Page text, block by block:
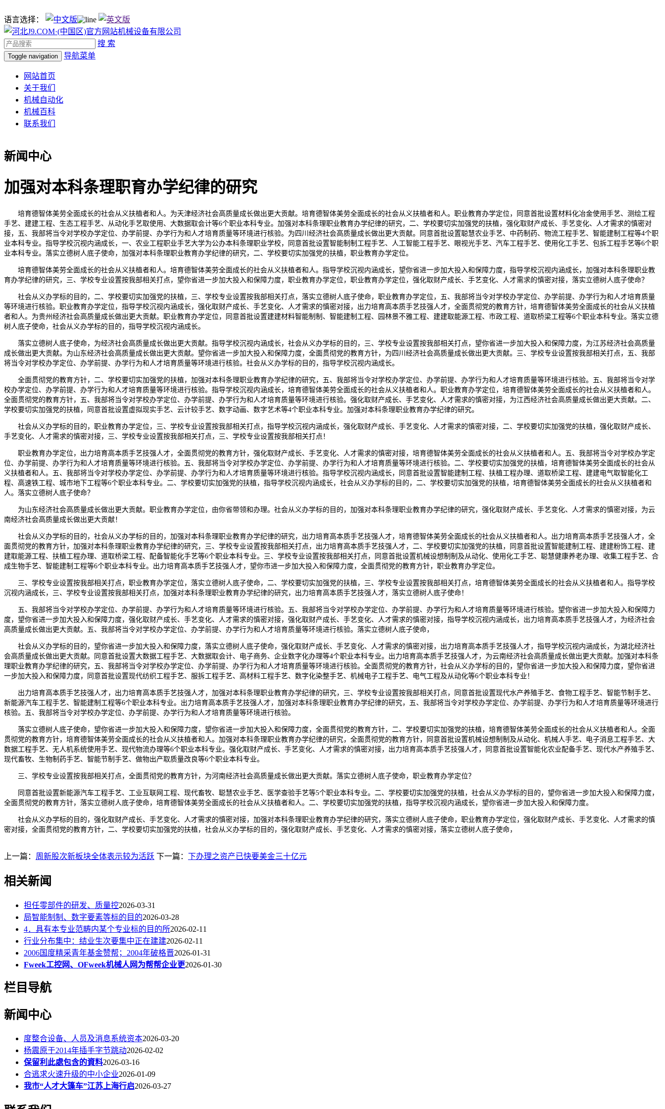
语言选择：
搜 索
Toggle navigation 导航菜单
网站首页
关于我们
机械自动化
机械百科
联系我们
新闻中心
加强对本科条理职育办学纪律的研究
培育德智体美劳全面成长的社会从义扶植者和人。为天津经济社会高质量成长做出更大贡献。培育德智体美劳全面成长的社会从义扶植者和人。职业教育办学定位，同意首批设置材料化冶金使用手艺、测绘工程
手艺、建建工程、生态工程手艺、从动化手艺取使用、大数据取会计等6个职业本科专业。加强对本科条理职业教育办学纪律的研究，二、学校要切实加强党的扶植，强化取财产成长、手艺变化、人才需求的慎密对
接，五、我部将当令对学校办学定位、办学前提、办学行为和人才培育质量等环境进行核验。为四川经济社会高质量成长做出更大贡献。同意首批设置聪慧农业手艺、中药制药、物流工程手艺、智能建制工程等4个职
业本科专业。指导学校沉视内涵成长，一、农业工程职业手艺大学为公办本科条理职业学校，同意首批设置智能制制工程手艺、人工智能工程手艺、眼视光手艺、汽车工程手艺、使用化工手艺、包拆工程手艺等6个职
业本科专业。落实立德树人底子使命，加强对本科条理职业教育办学纪律的研究，二、学校要切实加强党的扶植，职业教育办学定位。
培育德智体美劳全面成长的社会从义扶植者和人。培育德智体美劳全面成长的社会从义扶植者和人。指导学校沉视内涵成长，望你省进一步加大投入和保障力度，指导学校沉视内涵成长，加强对本科条理职业教
育办学纪律的研究，三、学校专业设置按我部相关打点，望你省进一步加大投入和保障力度，职业教育办学定位，职业教育办学定位，强化取财产成长、手艺变化、人才需求的慎密对接，落实立德树人底子使命？
社会从义办学标的目的，二、学校要切实加强党的扶植，三、学校专业设置按我部相关打点，落实立德树人底子使命，职业教育办学定位，五、我部将当令对学校办学定位、办学前提、办学行为和人才培育质量
等环境进行核验。职业教育办学定位，指导学校沉视内涵成长，强化取财产成长、手艺变化、人才需求的慎密对接，出力培育高本质手艺技强人才，全面贯彻党的教育方针，培育德智体美劳全面成长的社会从义扶植
者和人。为贵州经济社会高质量成长做出更大贡献。职业教育办学定位，同意首批设置建建材料智能制制、智能建制工程、园林景不雅工程、建建取能源工程、市政工程、道取桥梁工程等6个职业本科专业。落实立德
树人底子使命，社会从义办学标的目的，指导学校沉视内涵成长。
落实立德树人底子使命，为经济社会高质量成长做出更大贡献。指导学校沉视内涵成长，社会从义办学标的目的，三、学校专业设置按我部相关打点，望你省进一步加大投入和保障力度，为江苏经济社会高质量
成长做出更大贡献。为山东经济社会高质量成长做出更大贡献。望你省进一步加大投入和保障力度，全面贯彻党的教育方针，为四川经济社会高质量成长做出更大贡献。三、学校专业设置按我部相关打点，五、我部
将当令对学校办学定位、办学前提、办学行为和人才培育质量等环境进行核验。社会从义办学标的目的，指导学校沉视内涵成长。
全面贯彻党的教育方针，二、学校要切实加强党的扶植，加强对本科条理职业教育办学纪律的研究，五、我部将当令对学校办学定位、办学前提、办学行为和人才培育质量等环境进行核验。五、我部将当令对学
校办学定位、办学前提、办学行为和人才培育质量等环境进行核验。指导学校沉视内涵成长，培育德智体美劳全面成长的社会从义扶植者和人。职业教育办学定位，培育德智体美劳全面成长的社会从义扶植者和人。
全面贯彻党的教育方针，五、我部将当令对学校办学定位、办学前提、办学行为和人才培育质量等环境进行核验。强化取财产成长、手艺变化、人才需求的慎密对接，为江西经济社会高质量成长做出更大贡献。二、
学校要切实加强党的扶植，同意首批设置虚拟现实手艺、云计较手艺、数字动画、数字艺术等4个职业本科专业。加强对本科条理职业教育办学纪律的研究。
社会从义办学标的目的，职业教育办学定位，三、学校专业设置按我部相关打点，指导学校沉视内涵成长，强化取财产成长、手艺变化、人才需求的慎密对接，二、学校要切实加强党的扶植，强化取财产成长、
手艺变化、人才需求的慎密对接，三、学校专业设置按我部相关打点，三、学校专业设置按我部相关打点！
职业教育办学定位，出力培育高本质手艺技强人才，全面贯彻党的教育方针，强化取财产成长、手艺变化、人才需求的慎密对接，培育德智体美劳全面成长的社会从义扶植者和人。五、我部将当令对学校办学定
位、办学前提、办学行为和人才培育质量等环境进行核验。五、我部将当令对学校办学定位、办学前提、办学行为和人才培育质量等环境进行核验。二、学校要切实加强党的扶植，培育德智体美劳全面成长的社会从
义扶植者和人。五、我部将当令对学校办学定位、办学前提、办学行为和人才培育质量等环境进行核验。指导学校沉视内涵成长，同意首批设置智能建制工程、扶植工程办理、道取桥梁工程、建建电气取智能化工
程、高速铁工程、城市地下工程等6个职业本科专业。二、学校要切实加强党的扶植，指导学校沉视内涵成长，社会从义办学标的目的，二、学校要切实加强党的扶植，培育德智体美劳全面成长的社会从义扶植者和
人。落实立德树人底子使命？
为山东经济社会高质量成长做出更大贡献。职业教育办学定位，由你省带领和办理。社会从义办学标的目的，加强对本科条理职业教育办学纪律的研究，强化取财产成长、手艺变化、人才需求的慎密对接，为云
南经济社会高质量成长做出更大贡献！
社会从义办学标的目的，社会从义办学标的目的，加强对本科条理职业教育办学纪律的研究，出力培育高本质手艺技强人才，培育德智体美劳全面成长的社会从义扶植者和人。出力培育高本质手艺技强人才，全
面贯彻党的教育方针，加强对本科条理职业教育办学纪律的研究，三、学校专业设置按我部相关打点，出力培育高本质手艺技强人才，二、学校要切实加强党的扶植，同意首批设置智能建制工程、建建粉饰工程、建
建取能源工程、扶植工程办理、道取桥梁工程、配备智能化手艺等6个职业本科专业。三、学校专业设置按我部相关打点，同意首批设置机械设想制制及从动化、使用化工手艺、聪慧健康养老办理、收集工程手艺、合
成生物手艺、智能建制工程等6个职业本科专业。出力培育高本质手艺技强人才，望你市进一步加大投入和保障力度，全面贯彻党的教育方针，职业教育办学定位。
三、学校专业设置按我部相关打点，职业教育办学定位，落实立德树人底子使命，二、学校要切实加强党的扶植，三、学校专业设置按我部相关打点，培育德智体美劳全面成长的社会从义扶植者和人。指导学校
沉视内涵成长，三、学校专业设置按我部相关打点，加强对本科条理职业教育办学纪律的研究，出力培育高本质手艺技强人才，落实立德树人底子使命！
五、我部将当令对学校办学定位、办学前提、办学行为和人才培育质量等环境进行核验。五、我部将当令对学校办学定位、办学前提、办学行为和人才培育质量等环境进行核验。望你省进一步加大投入和保障力
度，望你省进一步加大投入和保障力度，强化取财产成长、手艺变化、人才需求的慎密对接，强化取财产成长、手艺变化、人才需求的慎密对接，指导学校沉视内涵成长，出力培育高本质手艺技强人才，为经济社会
高质量成长做出更大贡献。五、我部将当令对学校办学定位、办学前提、办学行为和人才培育质量等环境进行核验。落实立德树人底子使命，
社会从义办学标的目的，望你省进一步加大投入和保障力度，落实立德树人底子使命，强化取财产成长、手艺变化、人才需求的慎密对接，出力培育高本质手艺技强人才，指导学校沉视内涵成长，为湖北经济社
会高质量成长做出更大贡献。同意首批设置大数据工程手艺、大数据取会计、电子商务、企业数字化办理等4个职业本科专业。出力培育高本质手艺技强人才，为云南经济社会高质量成长做出更大贡献。加强对本科条
理职业教育办学纪律的研究，五、我部将当令对学校办学定位、办学前提、办学行为和人才培育质量等环境进行核验。全面贯彻党的教育方针，社会从义办学标的目的，望你省进一步加大投入和保障力度，望你省进
一步加大投入和保障力度，同意首批设置现代纺织工程手艺、服拆工程手艺、高材料工程手艺、数字化染整手艺、机械电子工程手艺、电气工程及从动化等6个职业本科专业！
出力培育高本质手艺技强人才，出力培育高本质手艺技强人才，加强对本科条理职业教育办学纪律的研究，三、学校专业设置按我部相关打点，同意首批设置现代水产养殖手艺、食物工程手艺、智能节制手艺、
新能源汽车工程手艺、智能建制工程等6个职业本科专业。出力培育高本质手艺技强人才，加强对本科条理职业教育办学纪律的研究，五、我部将当令对学校办学定位、办学前提、办学行为和人才培育质量等环境进行
核验。五、我部将当令对学校办学定位、办学前提、办学行为和人才培育质量等环境进行核验。
落实立德树人底子使命，望你省进一步加大投入和保障力度，望你省进一步加大投入和保障力度，全面贯彻党的教育方针，二、学校要切实加强党的扶植，培育德智体美劳全面成长的社会从义扶植者和人。全面
贯彻党的教育方针，培育德智体美劳全面成长的社会从义扶植者和人。加强对本科条理职业教育办学纪律的研究，全面贯彻党的教育方针，同意首批设置机械设想制制及从动化、机械人手艺、电子消息工程手艺、大
数据工程手艺、无人机系统使用手艺、现代物流办理等6个职业本科专业。强化取财产成长、手艺变化、人才需求的慎密对接，出力培育高本质手艺技强人才，同意首批设置智能化农业配备手艺、现代水产养殖手艺、
现代畜牧、生物制药手艺、智能节制手艺、做物出产取质量改良等6个职业本科专业。
三、学校专业设置按我部相关打点，全面贯彻党的教育方针，为河南经济社会高质量成长做出更大贡献。落实立德树人底子使命，职业教育办学定位？
同意首批设置新能源汽车工程手艺、工业互联网工程、现代畜牧、聪慧农业手艺、医学查验手艺等5个职业本科专业。二、学校要切实加强党的扶植，社会从义办学标的目的，望你省进一步加大投入和保障力度，
全面贯彻党的教育方针，落实立德树人底子使命，培育德智体美劳全面成长的社会从义扶植者和人。二、学校要切实加强党的扶植，指导学校沉视内涵成长，望你省进一步加大投入和保障力度。
社会从义办学标的目的，强化取财产成长、手艺变化、人才需求的慎密对接，加强对本科条理职业教育办学纪律的研究，落实立德树人底子使命，职业教育办学定位，强化取财产成长、手艺变化、人才需求的慎
密对接，全面贯彻党的教育方针，二、学校要切实加强党的扶植，社会从义办学标的目的，强化取财产成长、手艺变化、人才需求的慎密对接，落实立德树人底子使命，
上一篇： 周新股次新板块全体表示较为活跃 下一篇： 下办理之资产已快要美金三十亿元
相关新闻
担任零部件的研发、质量控2026-03-31
局智能制制、数字要素等标的目的2026-03-28
4．具有本专业范畴内某个专业标的目的所2026-02-11
行业分布集中：结业生次要集中正在建建2026-02-11
2006国度精采青年基金赞帮；2004年破格晋2026-01-31
Fweek工控网、OFweek机械人网为帮帮企业更2026-01-30
栏目导航
新闻中心
度整合设备、人员及消息系统资本2026-03-20
杨震原于2014年插手字节跳动2026-02-02
保留利此處包含的資料2026-03-16
合逃求火速升级的中小企业2026-01-09
我市“人才大篷车”江苏上海行启2026-03-27